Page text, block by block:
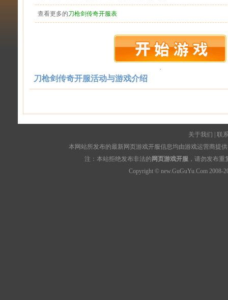
查看更多的刀枪剑传奇开服表
刀枪剑传奇开服活动与游戏介绍
关于我们
联
本网站所发布的最新网页游戏开服信息均由游戏运营商提
注：本站拒绝发布非法的 网页游戏开服 ，请勿发布重
Copyright © new.GuGuYu.Com 2008-